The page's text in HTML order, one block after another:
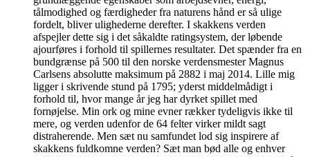
tålmodighed og færdigheder fra naturens hånd er så ulige
fordelt, bliver ulighederne derefter. I skakkens verden
afspejler dette sig i det såkaldte ratingsystem, der løbende
ajourføres i forhold til spillernes resultater. Det spænder fra en
bundgrænse på 500 til den norske verdensmester Magnus
Carlsens absolutte maksimum på 2882 i maj 2014. Lille mig
ligger i skrivende stund på 1795; yderst middelmådigt i
forhold til, hvor mange år jeg har dyrket spillet med
fornøjelse. Min ork og mine evner rækker tydeligvis ikke til
mere, og verden udenfor de 64 felter virker mildt sagt
distraherende. Men sæt nu samfundet lod sig inspirere af
skakkens fuldkomne verden? Sæt man bød alle og enhver